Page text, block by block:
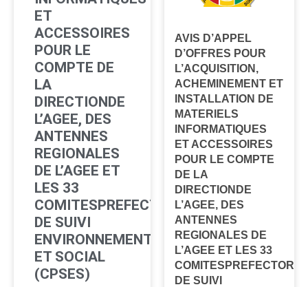
ET
ACCESSOIRES
POUR LE
COMPTE DE
LA
DIRECTIONDE
L’AGEE, DES
ANTENNES
REGIONALES
DE L’AGEE ET
LES 33
COMITESPREFECTORAUX
DE SUIVI
ENVIRONNEMENTAL
ET SOCIAL
(CPSES)
AVIS D’APPEL
D’OFFRES POUR
L’ACQUISITION,
ACHEMINEMENT ET
INSTALLATION DE
MATERIELS
INFORMATIQUES
ET ACCESSOIRES
POUR LE COMPTE
DE LA
DIRECTIONDE
L’AGEE, DES
ANTENNES
REGIONALES DE
L’AGEE ET LES 33
DE SUIVI